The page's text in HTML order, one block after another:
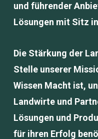
und führender
Lösungen mit Sitz
Die Stärkung der
Stelle unserer
Wissen Macht ist,
Landwirte und
Lösungen und
für ihren Erfolg